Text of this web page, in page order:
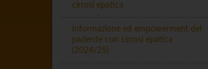
cirrosi epatica
Informazione ed empowerment del
paziente con cirrosi epatica
(2024/25)